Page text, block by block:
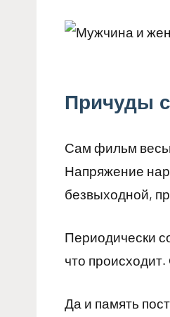
Причуды
Сам фильм
Напряжение
безвыходной,
Периодически
что
Да и память